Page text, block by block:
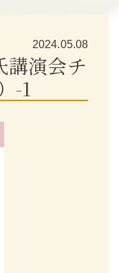
2024.05.08
講演会チ
-1